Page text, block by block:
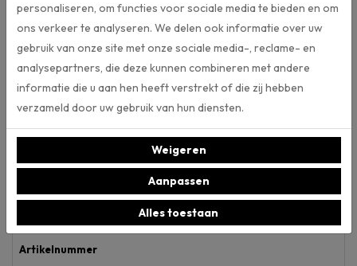
Tapijt in eigen ruimte bekijken
Het tapijt Riverside grijsblauw 0135 komt uit de collectie van
vloerenmerk Ambiant. Met de Artificial Intelligence tool van Ambiant
kunt u dit tapijt ook in eigen ruimte bekijken. Dit door een foto te
maken van uw eigen ruimte, deze te uploaden en de gewenste
AI-tool gebruik te maken.
Artikelnummer
personaliseren, om functies voor sociale media te bieden en om
ons verkeer te analyseren. We delen ook informatie over uw
gebruik van onze site met onze sociale media-, reclame- en
analysepartners, die deze kunnen combineren met andere
informatie die u aan hen heeft verstrekt of die zij hebben
verzameld door uw gebruik van hun diensten.
Weigeren
Aanpassen
Alles toestaan